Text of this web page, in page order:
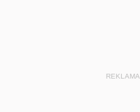
REKLAMA